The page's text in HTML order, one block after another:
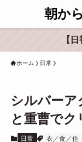
朝か
【
ホーム 日常
シルバー
と重曹でク
日常 衣／食／住